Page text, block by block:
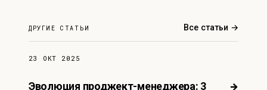
ДРУГИЕ СТАТЬИ Все статьи →
23 ОКТ 2025
Эволюция проджект-менеджера: 3
→